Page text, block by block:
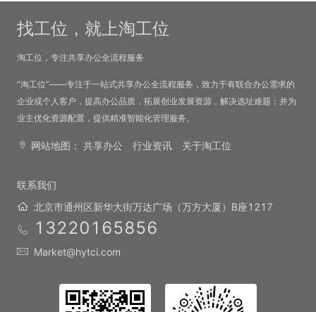
找工位，就上淘工位
淘工位，专注共享办公全流程服务
“淘工位”——专注于一站式共享办公全流程服务，致力于有联合办公需求的
企业或个人客户，提高办公品质，拓展创业发展资源，解决选址难题；并为
业主优化资源配置，提供精准智能化管理服务。
网站地图： 共享办公 行业资讯 关于淘工位
联系我们
北京市通州区新华大街万达广场（万方大厦）B座1217
13220165856
Market@hytci.com